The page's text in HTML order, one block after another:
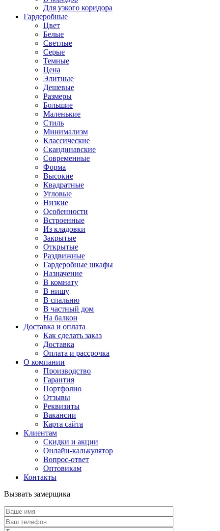
Для узкого коридора
Гардеробные
Цвет
Белые
Светлые
Серые
Темные
Цена
Элитные
Дешевые
Размеры
Большие
Маленькие
Стиль
Минимализм
Классические
Скандинавские
Современные
Форма
Высокие
Квадратные
Угловые
Низкие
Особенности
Встроенные
Из кладовки
Закрытые
Открытые
Раздвижные
Гардеробные шкафы
Назначение
В комнату
В нишу
В спальню
В частный дом
На балкон
Доставка и оплата
Как сделать заказ
Доставка
Оплата и рассрочка
О компании
Производство
Гарантия
Портфолио
Отзывы
Реквизиты
Вакансии
Карта сайта
Клиентам
Скидки и акции
Онлайн-калькулятор
Вопрос-ответ
Оптовикам
Контакты
Вызвать замерщика